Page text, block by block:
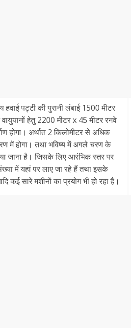
पट्टी की पुरानी लंबाई 1500 मीटर
हेतु 2200 मीटर x 45 मीटर रनवे
होगा। अर्थात 2 किलोमीटर से अधिक
में होगा। तथा भविष्य में अगले चरण के
जाना है। जिसके लिए आरंभिक स्तर पर
में यहां पर लाए जा रहे हैं तथा इसके
सारे मशीनों का प्रयोग भी हो रहा है।